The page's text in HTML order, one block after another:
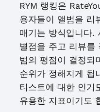
RYM 랭킹은
용자들이 앨범을 리
매기는 방식입니다.
별점을 주고 리뷰를
범의 평점이 결정되
순위가 정해지게 됩
티스트에 대한 인기
유용한 지표이기도